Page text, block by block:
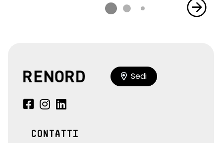
Sedi
CONTATTI